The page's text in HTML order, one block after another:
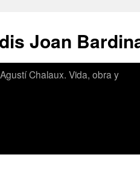
Joan
Chalaux. Vida, obra y